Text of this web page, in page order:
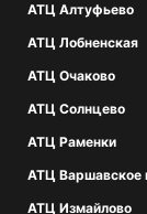
АТЦ Алтуфьево
АТЦ Лобненская
АТЦ Очаково
АТЦ Солнцево
АТЦ Раменки
АТЦ Варшавское
АТЦ Измайлово